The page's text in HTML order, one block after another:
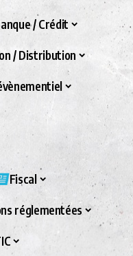
/ Crédit
/ Distribution
Fiscal
réglementées